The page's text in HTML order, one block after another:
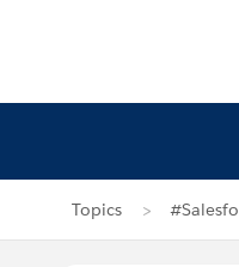
Topics